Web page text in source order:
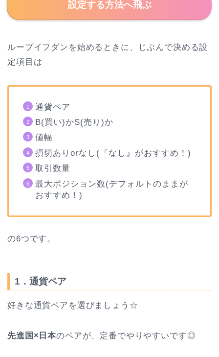
設定する方法へ飛ぶ
ループイフダンを始めるときに、じぶんで決める設
定項目は
通貨ペア
B(買い)かS(売り)か
値幅
損切ありorなし(『なし』がおすすめ！)
取引数量
最大ポジション数(デフォルトのままが
おすすめ！)
の6つです。
1．通貨ペア
好きな通貨ペアを選びましょう☆
先進国×日本のペアが、定番でやりやすいです◎